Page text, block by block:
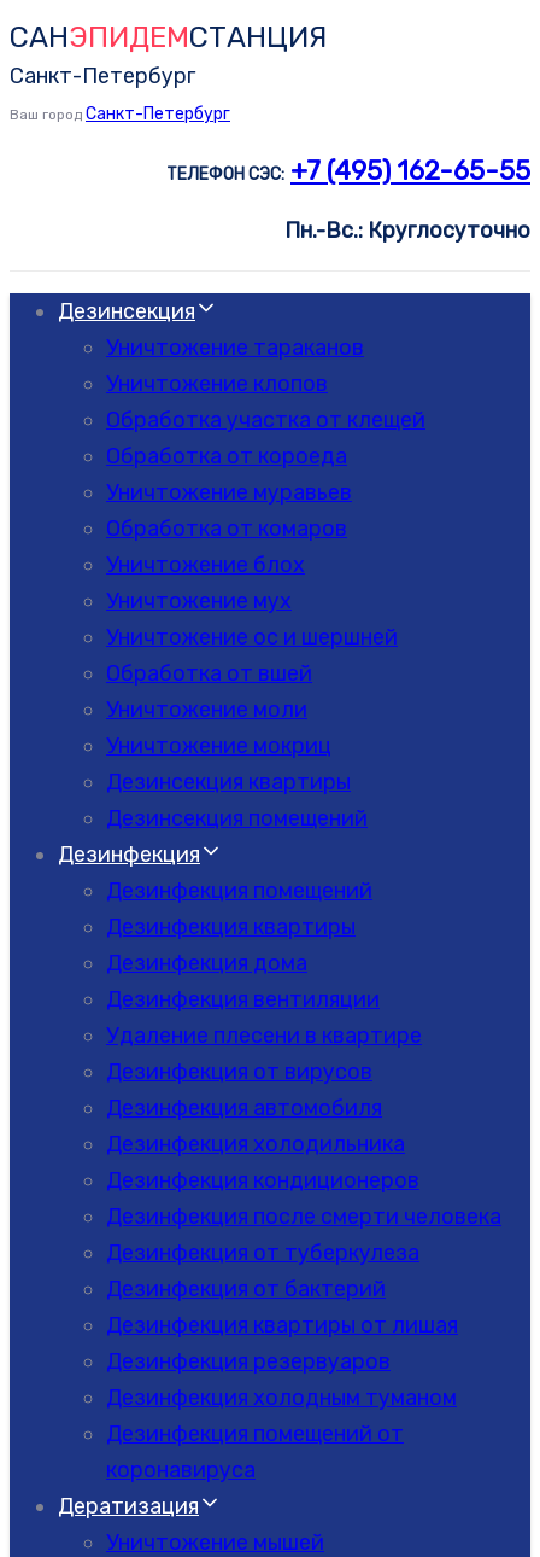
Skip
links
Skip
to
primary
САНЭПИДЕМСТАНЦИЯ
Санкт-Петербург
Ваш город Санкт-Петербург
ТЕЛЕФОН СЭС: +7 (495) 162-65-55
Пн.-Вс.: Круглосуточно
Дезинсекция
Уничтожение тараканов
Уничтожение клопов
Обработка участка от клещей
Обработка от короеда
Уничтожение муравьев
Обработка от комаров
Уничтожение блох
Уничтожение мух
Уничтожение ос и шершней
Обработка от вшей
Уничтожение моли
Уничтожение мокриц
Дезинсекция квартиры
Дезинсекция помещений
Дезинфекция
Дезинфекция помещений
Дезинфекция квартиры
Дезинфекция дома
Дезинфекция вентиляции
Удаление плесени в квартире
Дезинфекция от вирусов
Дезинфекция автомобиля
Дезинфекция холодильника
Дезинфекция кондиционеров
Дезинфекция после смерти человека
Дезинфекция от туберкулеза
Дезинфекция от бактерий
Дезинфекция квартиры от лишая
Дезинфекция резервуаров
Дезинфекция холодным туманом
Дезинфекция помещений от
коронавируса
Дератизация
Уничтожение мышей